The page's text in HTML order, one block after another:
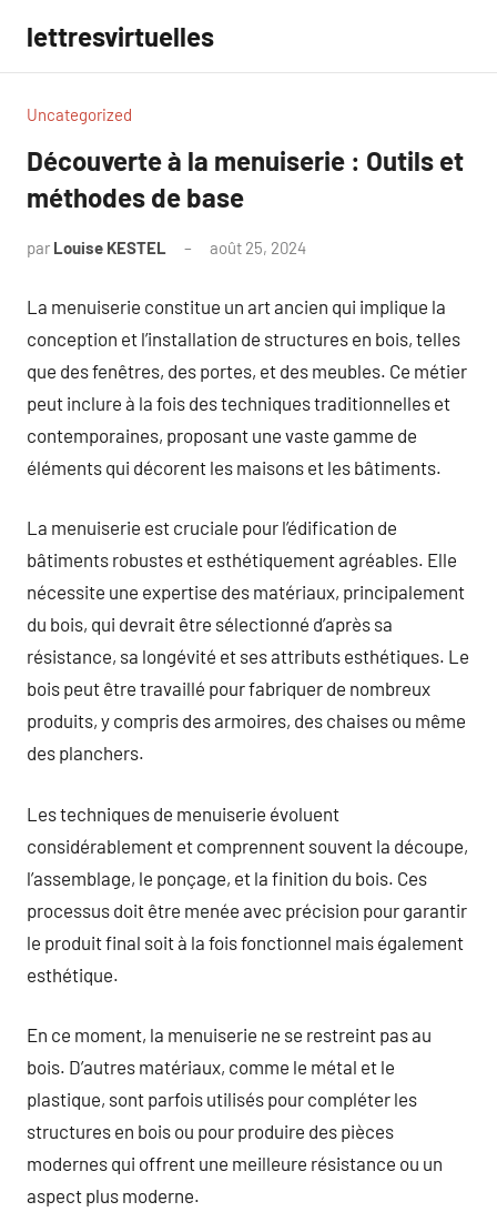
contenu
lettresvirtuelles
Uncategorized
Découverte à la menuiserie : Outils et
méthodes de base
par Louise KESTEL août 25, 2024
La menuiserie constitue un art ancien qui implique la
conception et l’installation de structures en bois, telles
que des fenêtres, des portes, et des meubles. Ce métier
peut inclure à la fois des techniques traditionnelles et
contemporaines, proposant une vaste gamme de
éléments qui décorent les maisons et les bâtiments.
La menuiserie est cruciale pour l’édification de
bâtiments robustes et esthétiquement agréables. Elle
nécessite une expertise des matériaux, principalement
du bois, qui devrait être sélectionné d’après sa
résistance, sa longévité et ses attributs esthétiques. Le
bois peut être travaillé pour fabriquer de nombreux
produits, y compris des armoires, des chaises ou même
des planchers.
Les techniques de menuiserie évoluent
considérablement et comprennent souvent la découpe,
l’assemblage, le ponçage, et la finition du bois. Ces
processus doit être menée avec précision pour garantir
le produit final soit à la fois fonctionnel mais également
esthétique.
En ce moment, la menuiserie ne se restreint pas au
bois. D’autres matériaux, comme le métal et le
plastique, sont parfois utilisés pour compléter les
structures en bois ou pour produire des pièces
modernes qui offrent une meilleure résistance ou un
aspect plus moderne.